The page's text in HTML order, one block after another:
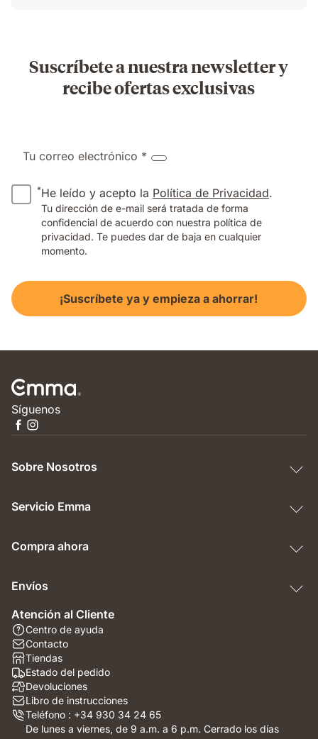
Suscríbete a nuestra newsletter y
recibe ofertas exclusivas
Tu correo electrónico *
*He leído y acepto la Política de Privacidad.
Tu dirección de e-mail será tratada de forma
confidencial de acuerdo con nuestra política de
privacidad. Te puedes dar de baja en cualquier
momento.
¡Suscríbete ya y empieza a ahorrar!
Síguenos
Sobre Nosotros
Servicio Emma
Compra ahora
Envíos
Atención al Cliente
Centro de ayuda
Contacto
Tiendas
Estado del pedido
Devoluciones
Libro de instrucciones
Teléfono : +34 930 34 24 65
De lunes a viernes, de 9 a.m. a 6 p.m. Cerrado los días